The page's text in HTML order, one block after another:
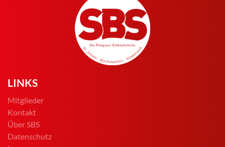
LINKS
Mitglieder
Kontakt
Über SBS
Datenschutz